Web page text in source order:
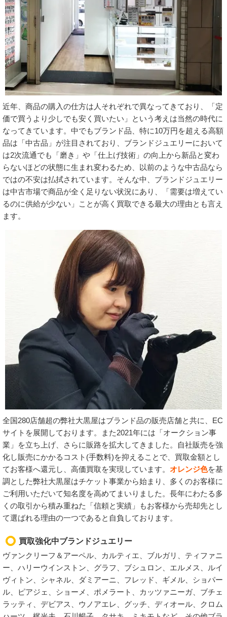
近年、商品の購入の仕方は人それぞれで異なってきており、「定
価で買うより少しでも安く買いたい」という考えは当然の時代に
なってきています。中でもブランド品、特に10万円を超える高額
品は「中古品」が注目されており、ブランドジュエリーにおいて
は2次流通でも「磨き」や「仕上げ技術」の向上から新品と変わ
らないほどの状態に生まれ変わるため、以前のような中古品なら
ではの不安は払拭されています。そんな中、ブランドジュエリー
は中古市場で商品が全く足りない状況にあり、「需要は増えてい
るのに供給が少ない」ことが高く買取できる最大の理由とも言え
ます。
全国280店舗超の弊社大黒屋はブランド品の販売店舗と共に、EC
サイトを展開しております。また2021年には「オークション事
業」を立ち上げ、さらに販路を拡大してきました。自社販売を強
化し販売にかかるコスト(手数料)を抑えることで、買取金額とし
てお客様へ還元し、高価買取を実現しています。 オレンジ色を基
調とした弊社大黒屋はチケット事業から始まり、多くのお客様に
ご利用いただいて知名度を高めてまいりました。長年にわたる多
くの取引から積み重ねた「信頼と実績」もお客様から売却先とし
て選ばれる理由の一つであると自負しております。
買取強化中ブランドジュエリー
ヴァンクリーフ＆アーペル、カルティエ、ブルガリ、ティファニ
ー、ハリーウインストン、グラフ、ブシュロン、エルメス、ルイ
ヴィトン、シャネル、ダミアーニ、フレッド、ギメル、ショパー
ル、ピアジェ、ショーメ、ポメラート、カッツァニーガ、ブチェ
ラッティ、デビアス、ウノアエレ、グッチ、ディオール、クロム